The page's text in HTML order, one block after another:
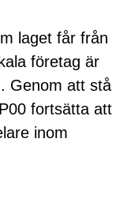
laget får från
företag är
Genom att stå
fortsätta att
inom